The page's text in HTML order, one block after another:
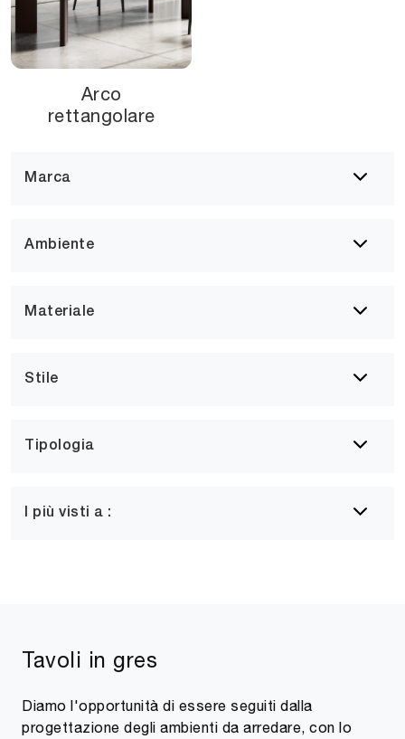
Marca
Ambiente
Materiale
Stile
Tipologia
I più visti a :
Arco
rettangolare
Tavoli in gres
Diamo l'opportunità di essere seguiti dalla
progettazione degli ambienti da arredare, con lo